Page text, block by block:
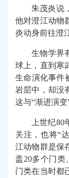
朱茂炎说
他对澄江动物
炎动身前往澄
生物学界
球上，直到寒
生命演化事件
岩层中，却没
这与“渐进演变
上世纪80
关注，也将“
江动物群是保
盖20多个门类
门类在当时都